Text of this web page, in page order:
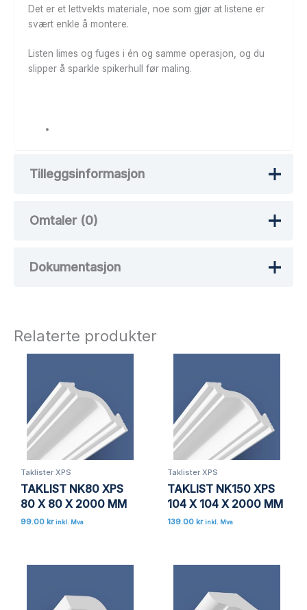
Det er et lettvekts materiale, noe som gjør at listene er
svært enkle å montere.
Listen limes og fuges i én og samme operasjon, og du
slipper å sparkle spikerhull før maling.
Tilleggsinformasjon
Vekt
Omtaler (0)
Det er ingen omtaler ennå.
NB100 XPS 85 X 60 X 2000 MM»
Din e-postadresse vil ikke bli publisert.
Vurderingen din
Omtalen din*
Navn*
Dokumentasjon
Relaterte produkter
Taklister XPS
TAKLIST NK80 XPS
80 X 80 X 2000 MM
99.00 kr inkl. Mva
Taklister XPS
TAKLIST NK150 XPS
104 X 104 X 2000 MM
139.00 kr inkl. Mva